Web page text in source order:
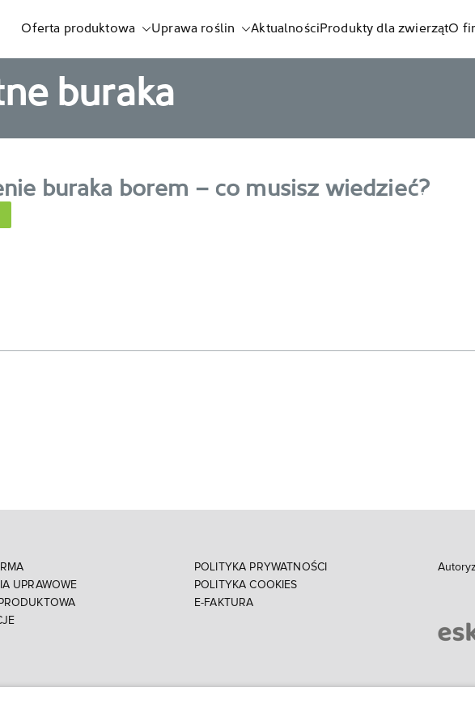
i biostymulatorów
Oferta produktowa Uprawa roślin AktualnościProdukty dla zwierzątO
buraka
buraka borem – co musisz wiedzieć?
UPRAWOWE
POLITYKA PRYWATNOŚCI
POLITYKA COOKIES
E-FAKTURA